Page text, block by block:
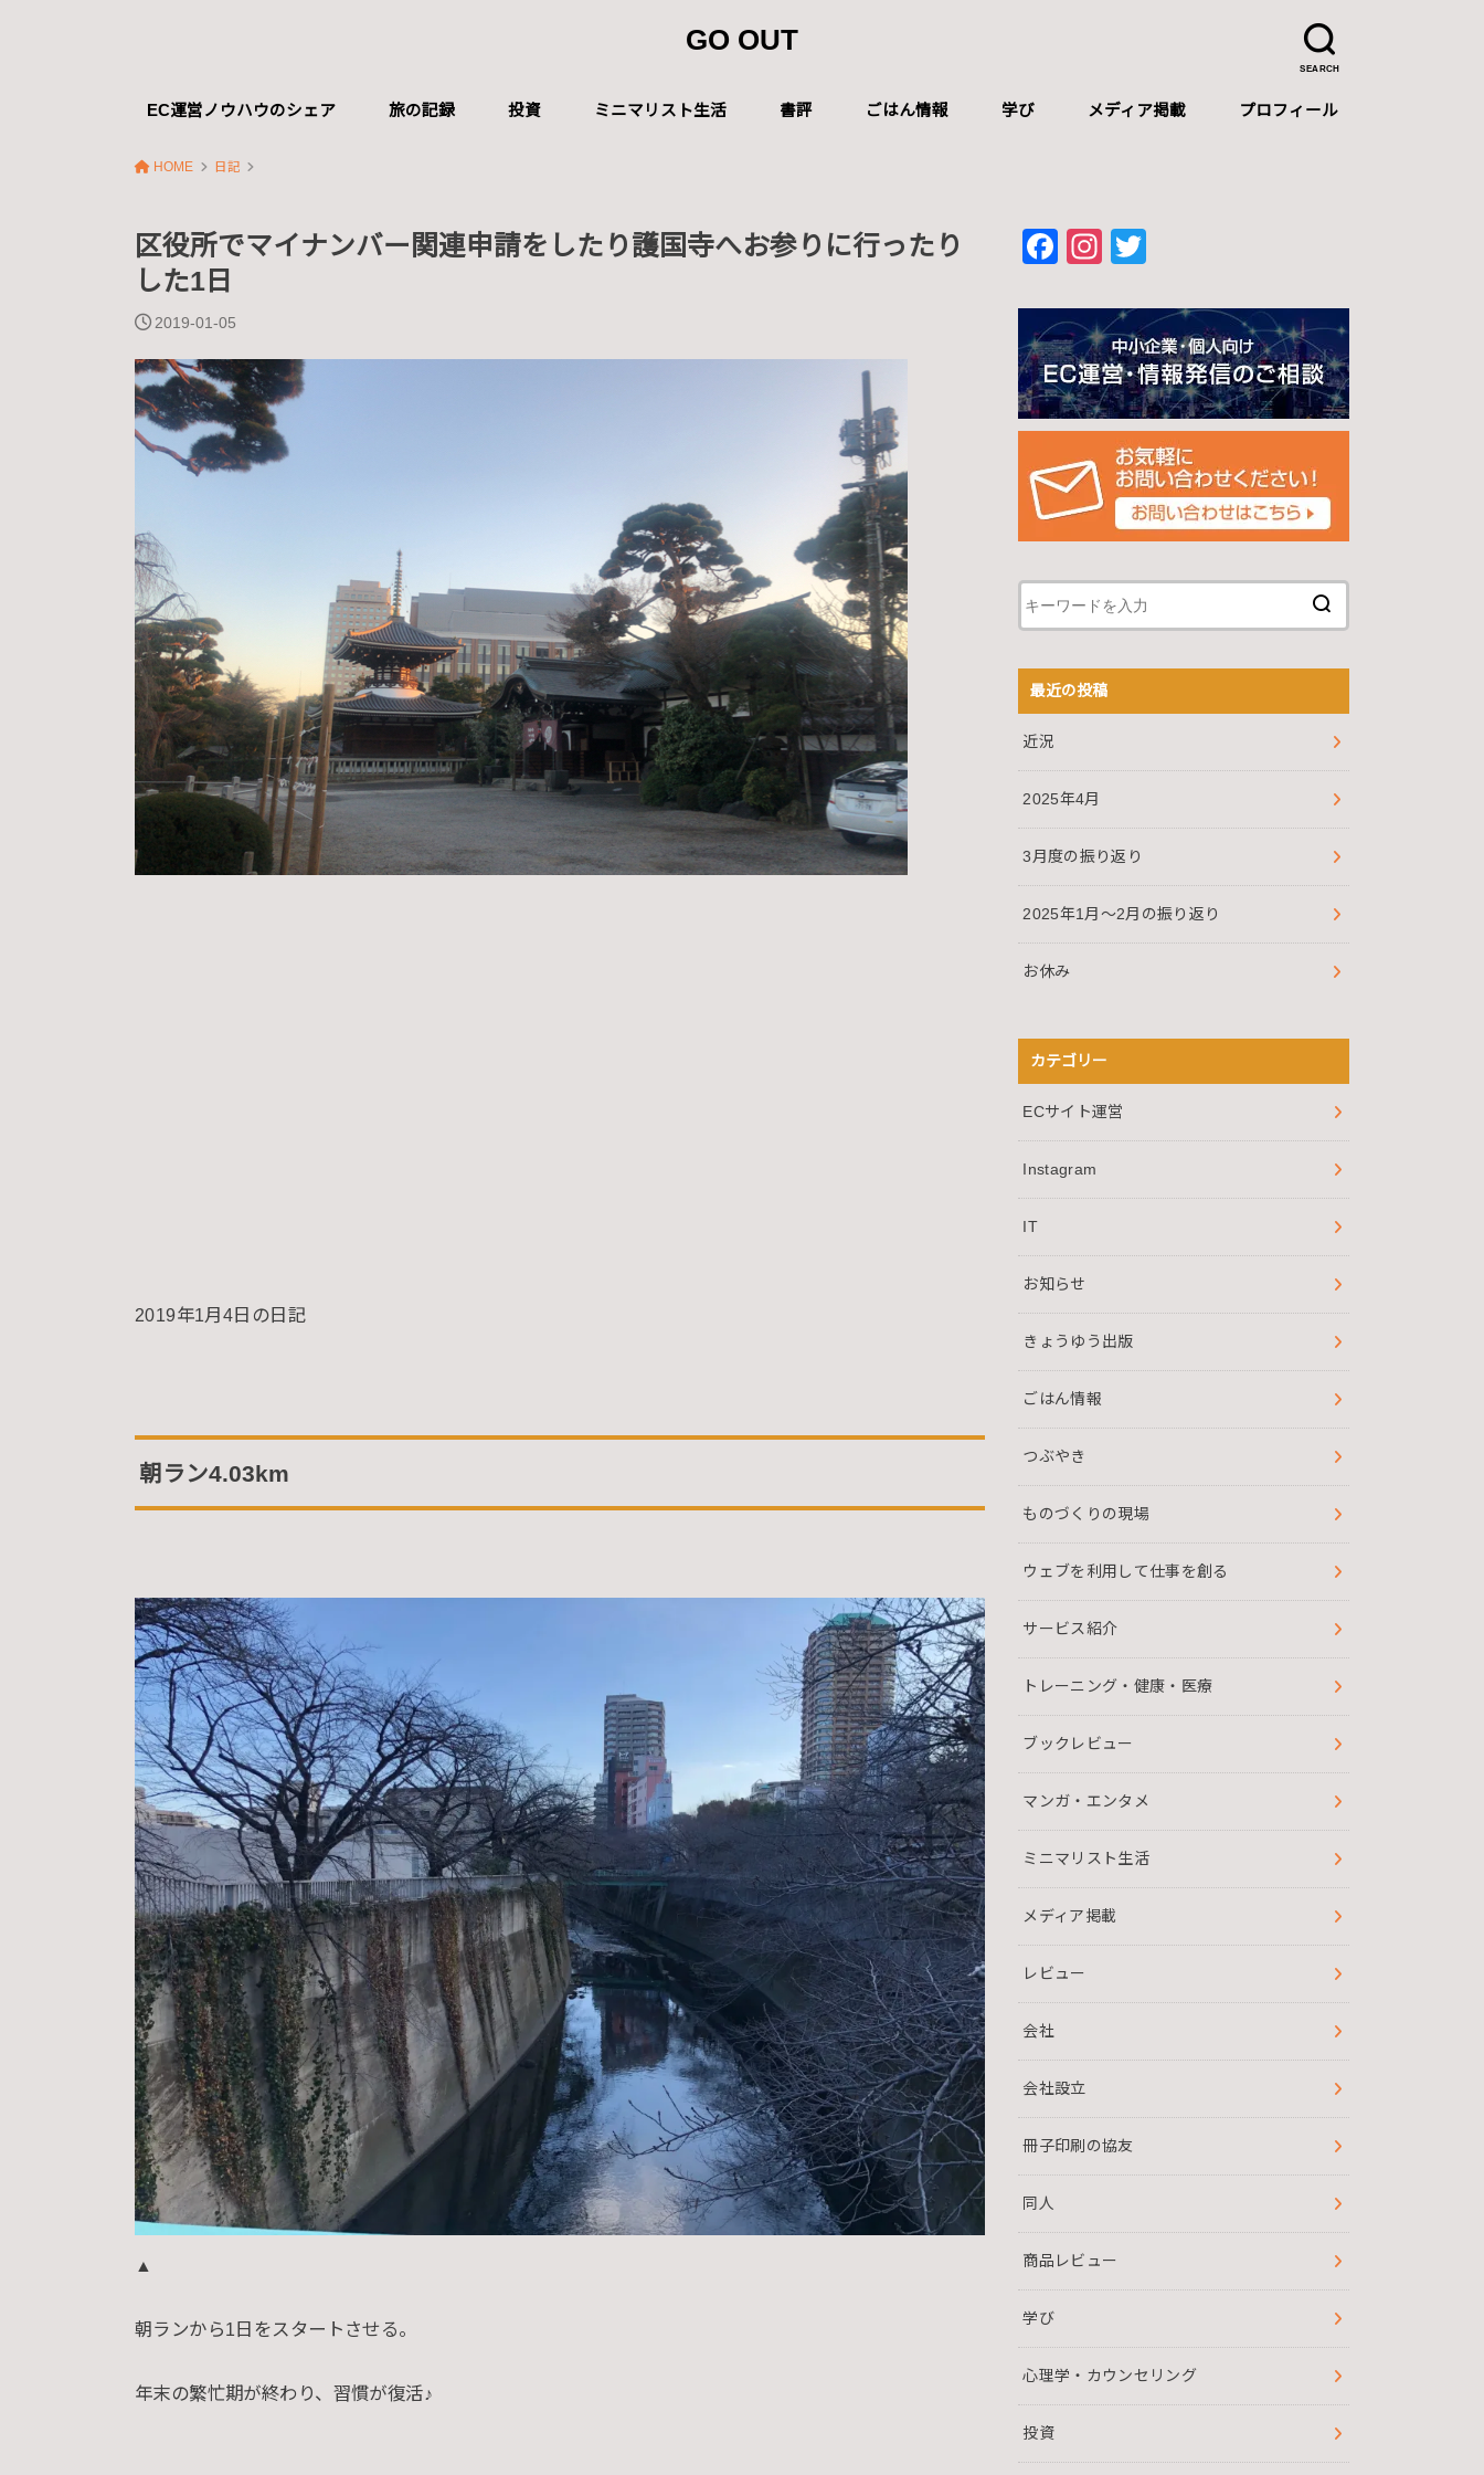
SEARCH
GO OUT
EC運営ノウハウのシェア 旅の記録 投資 ミニマリスト生活 書評 ごはん情報 学び メディア掲載 プロフィール
HOME 日記
区役所でマイナンバー関連申請をしたり護国寺へお参りに行ったり
した1日
2019-01-05
2019年1月4日の日記
朝ラン4.03km
▲
朝ランから1日をスタートさせる。
年末の繁忙期が終わり、習慣が復活♪
F
c
e
b
o
o
k
In
a
gr
a
m
tt
er
最近の投稿
近況
2025年4月
3月度の振り返り
2025年1月～2月の振り返り
お休み
カテゴリー
ECサイト運営
Instagram
IT
お知らせ
きょうゆう出版
ごはん情報
つぶやき
ものづくりの現場
ウェブを利用して仕事を創る
サービス紹介
トレーニング・健康・医療
ブックレビュー
マンガ・エンタメ
ミニマリスト生活
メディア掲載
レビュー
会社
会社設立
冊子印刷の協友
同人
商品レビュー
学び
心理学・カウンセリング
投資